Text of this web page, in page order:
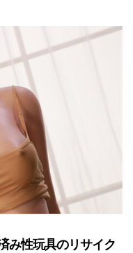
み性玩具のリサイク